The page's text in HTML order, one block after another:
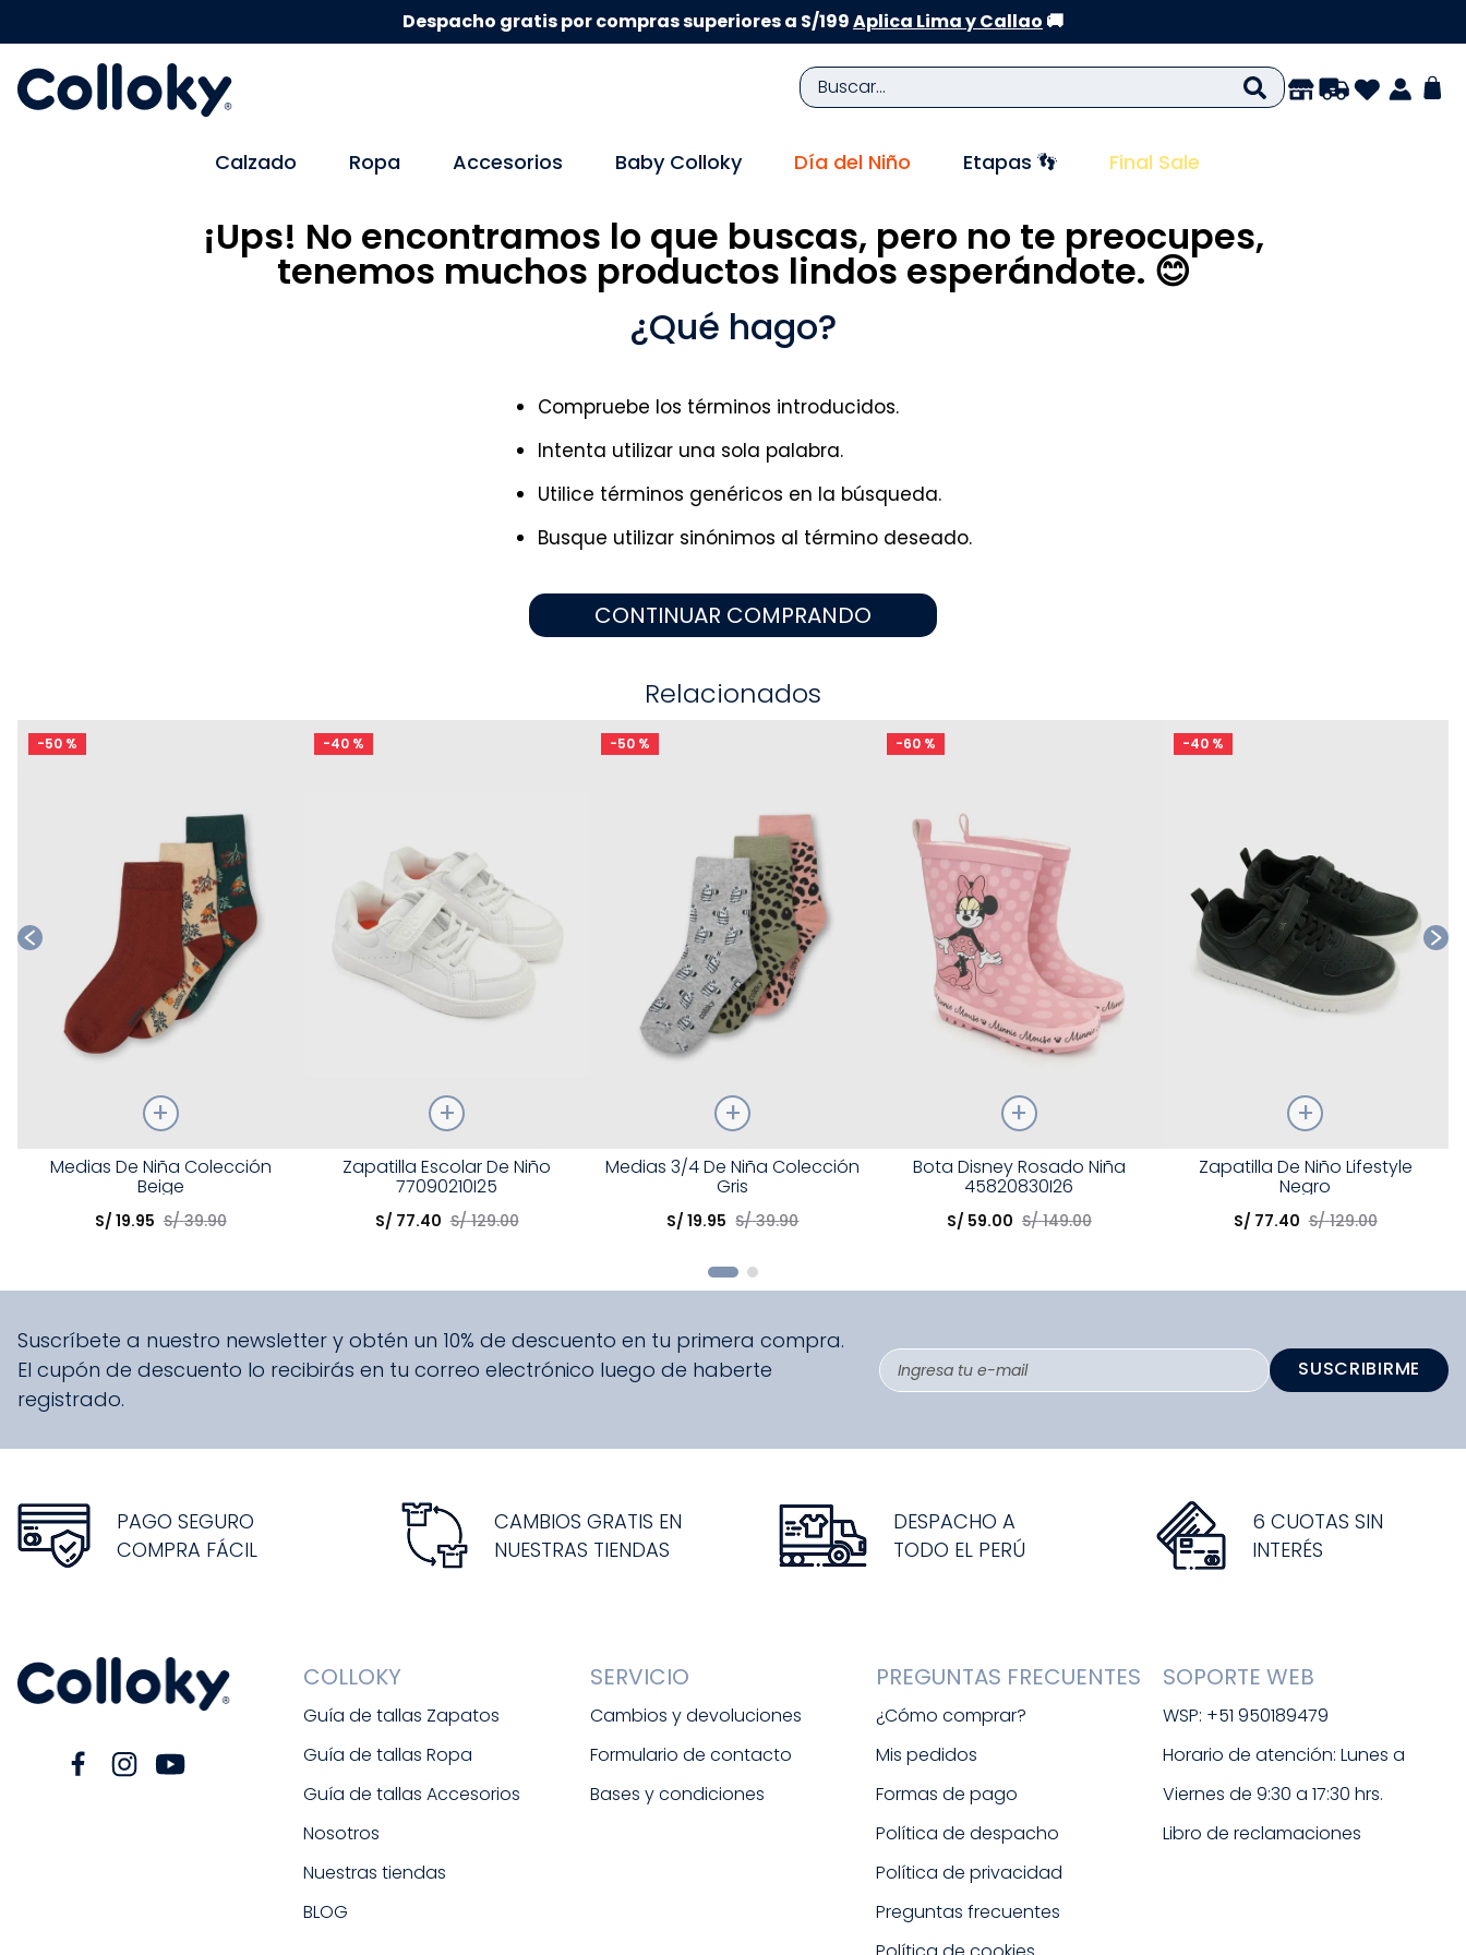
Despacho gratis por compras superiores a S/199Aplica Lima y Callao 🚚
Buscar...
Calzado Ropa Accesorios Baby Colloky Día del Niño Etapas 👣 Final Sale
¡Ups! No encontramos lo que buscas, pero no te preocupes,
tenemos muchos productos lindos esperándote. 😊
¿Qué hago?
Compruebe los términos introducidos.
Intenta utilizar una sola palabra.
Utilice términos genéricos en la búsqueda.
Busque utilizar sinónimos al término deseado.
CONTINUAR COMPRANDO
Relacionados
-50 %
Talla
Elige una opción
Medias De Niña Colección
Beige
S/ 19.95 S/ 39.90
-40 %
Elige una opción
Zapatilla Escolar De Niño
77090210I25
S/ 77.40 S/ 129.00
-50 %
Talla
Elige una opción
Medias 3/4 De Niña Colección
Gris
S/ 19.95 S/ 39.90
-60 %
Elige una opción
Bota Disney Rosado Niña
45820830I26
S/ 59.00 S/ 149.00
-40 %
Elige una opción
Zapatilla De Niño Lifestyle
Negro
S/ 77.40 S/ 129.00
Suscríbete a nuestro newsletter y obtén un 10% de descuento en tu primera compra.
El cupón de descuento lo recibirás en tu correo electrónico luego de haberte
registrado.
SUSCRIBIRME
PAGO SEGURO
COMPRA FÁCIL
CAMBIOS GRATIS EN
NUESTRAS TIENDAS
DESPACHO A
TODO EL PERÚ
6 CUOTAS SIN
INTERÉS
COLLOKY
Guía de tallas Zapatos
Guía de tallas Ropa
Guía de tallas Accesorios
Nosotros
Nuestras tiendas
BLOG
SERVICIO
Cambios y devoluciones
Formulario de contacto
Bases y condiciones
PREGUNTAS FRECUENTES
¿Cómo comprar?
Mis pedidos
Formas de pago
Política de despacho
Política de privacidad
Preguntas frecuentes
SOPORTE WEB
WSP: +51 950189479
Horario de atención: Lunes a
Viernes de 9:30 a 17:30 hrs.
Libro de reclamaciones
TÉRMINOS MÁS BUSCADOS
2 .
zapatillas niño
3.
medias
sandalias niña
7.
disney
8 .
zapatos niña
9.
pijama
10 . sandalias niño